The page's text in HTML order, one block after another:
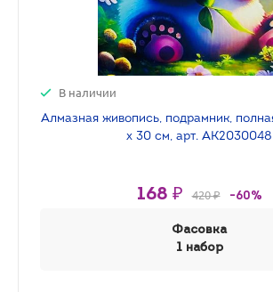
В наличии
Алмазная живопись, подрамник,
х 30 см, арт. AK2030048
168 ₽ 420 ₽ -60%
Фасовка
1 набор